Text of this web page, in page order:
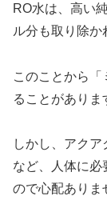
RO水は、高い
ル分も取り除か
このことから
ることがありま
しかし、アク
など、人体に必
ので心配ありま